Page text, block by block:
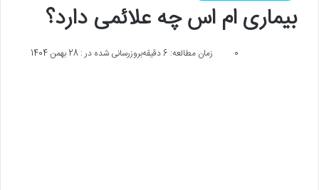
بیماری ام اس چه علائمی دارد؟
بروزرسانی شده در : 28 بهمن 1404 0 زمان مطالعه: 6 دقیقه